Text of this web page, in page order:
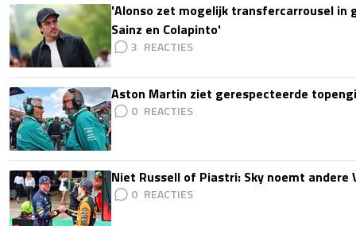
'Alonso zet mogelijk transfercarrousel in
Sainz en Colapinto'
3
Aston Martin ziet gerespecteerde
0
Niet Russell of Piastri: Sky noemt
0